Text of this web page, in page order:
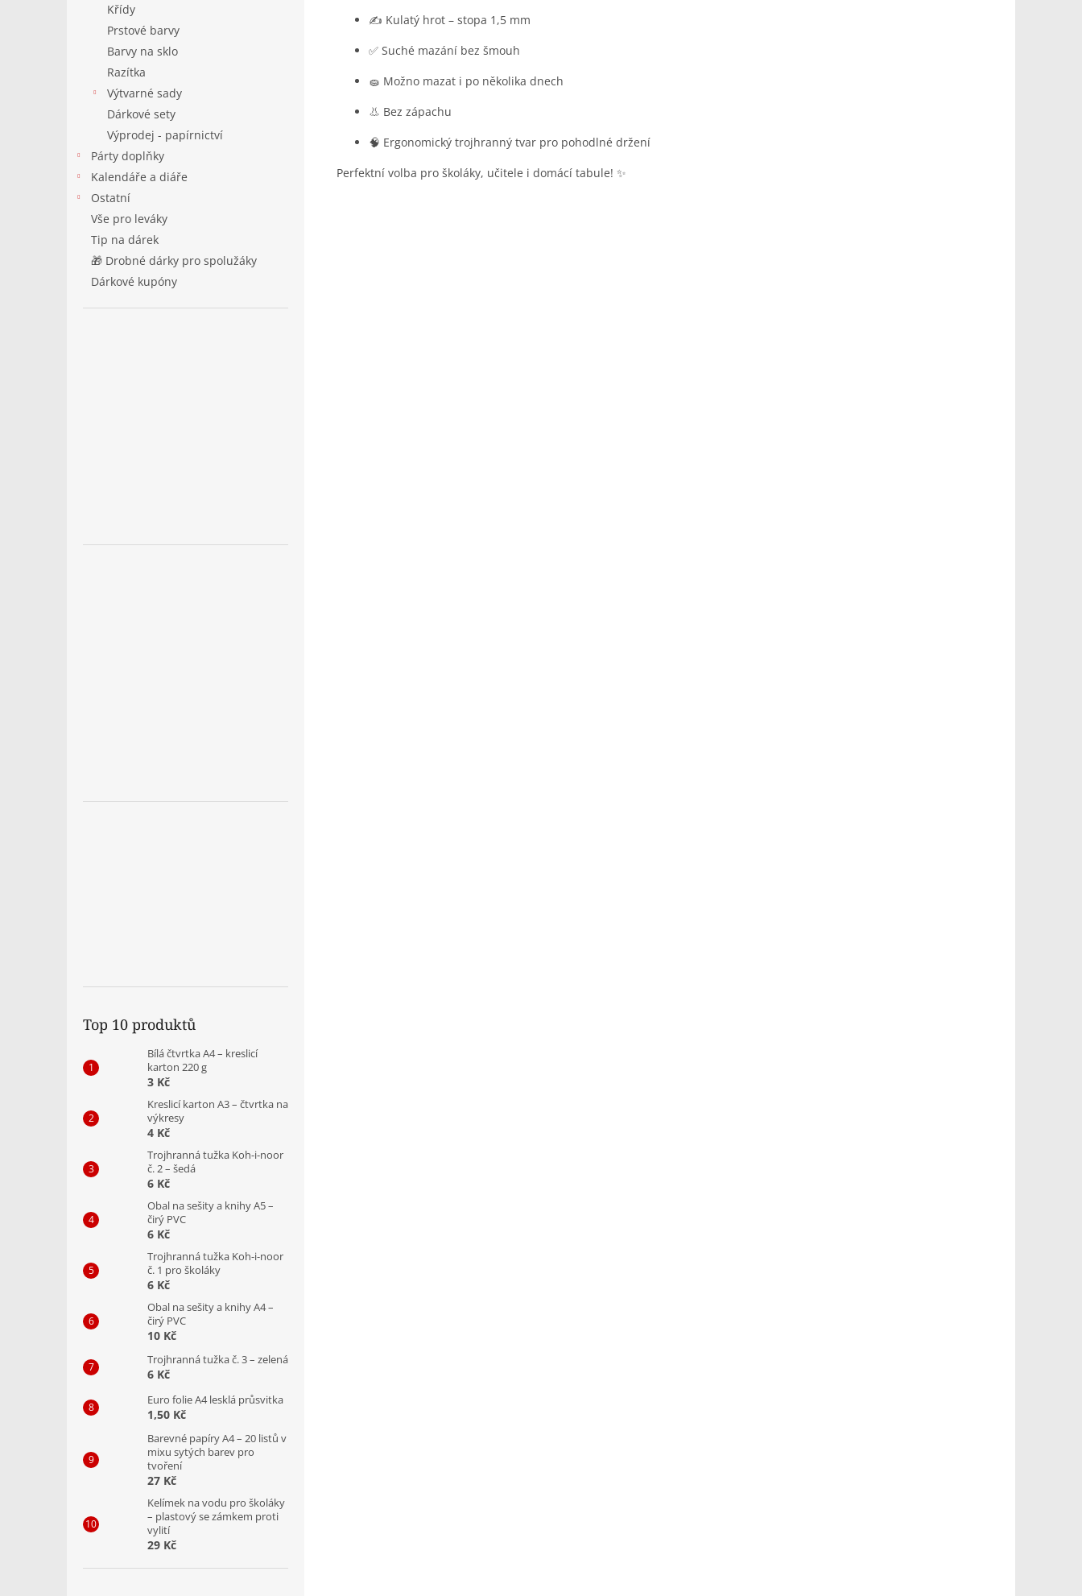
Křídy
Prstové barvy
Barvy na sklo
Razítka
Výtvarné sady
Dárkové sety
Výprodej - papírnictví
Párty doplňky
Kalendáře a diáře
Ostatní
Vše pro leváky
Tip na dárek
🎁 Drobné dárky pro spolužáky
Dárkové kupóny
Top 10 produktů
Bílá čtvrtka A4 – kreslicí
karton 220 g
3 Kč
Kreslicí karton A3 – čtvrtka na
výkresy
4 Kč
Trojhranná tužka Koh-i-noor
č. 2 – šedá
6 Kč
Obal na sešity a knihy A5 –
čirý PVC
6 Kč
Trojhranná tužka Koh-i-noor
č. 1 pro školáky
6 Kč
Obal na sešity a knihy A4 –
čirý PVC
10 Kč
Trojhranná tužka č. 3 – zelená
6 Kč
Euro folie A4 lesklá průsvitka
1,50 Kč
Barevné papíry A4 – 20 listů v
mixu sytých barev pro
tvoření
27 Kč
Kelímek na vodu pro školáky
– plastový se zámkem proti
vylití
29 Kč
✍️ Kulatý hrot – stopa 1,5 mm
✅ Suché mazání bez šmouh
🧽 Možno mazat i po několika dnech
👃 Bez zápachu
🧠 Ergonomický trojhranný tvar pro pohodlné držení
Perfektní volba pro školáky, učitele i domácí tabule! ✨